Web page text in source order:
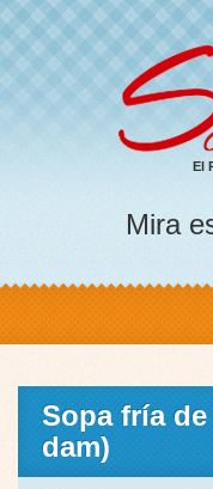
El
Mira
Sopa fría
dam)